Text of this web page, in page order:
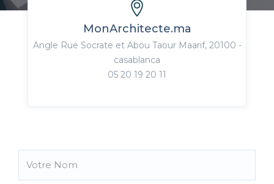
MonArchitecte.ma
Angle Rue Socrate et Abou Taour Maarif, 20100 -
casablanca
05 20 19 20 11